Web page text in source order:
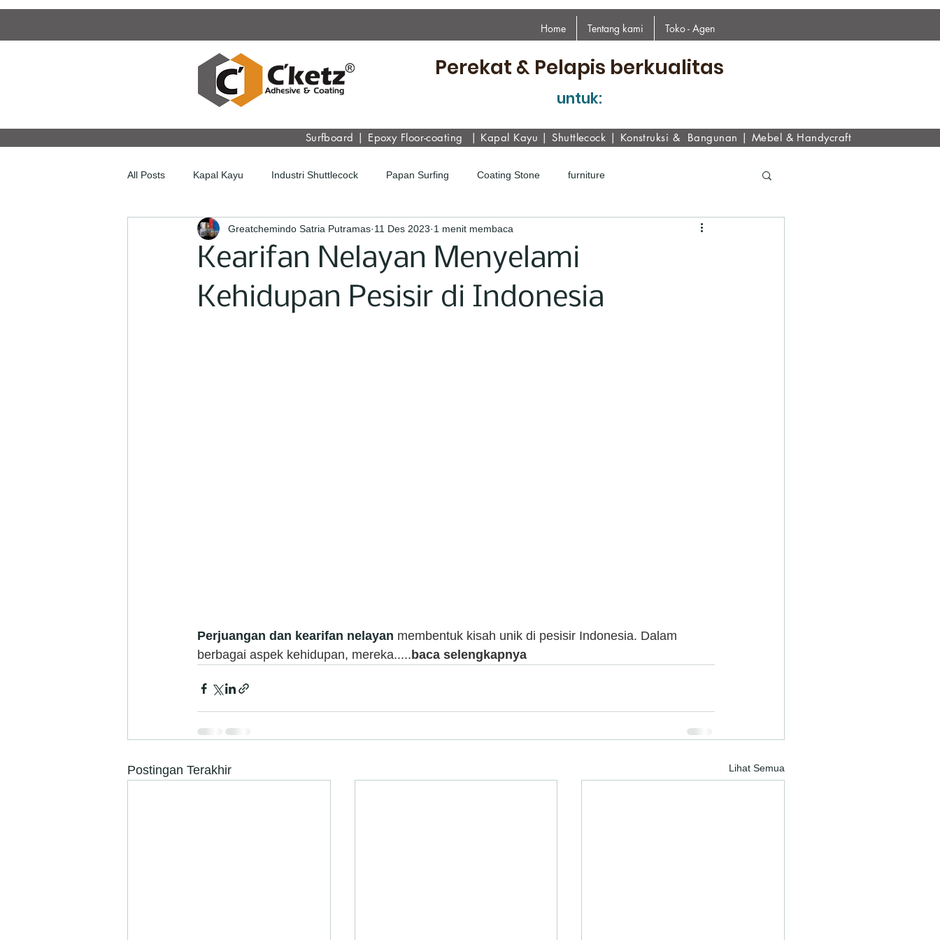
Home Tentang kami Toko - Agen
Perekat & Pelapis berkualitas
untuk:
Surfboard | Epoxy Floor-coating | Kapal Kayu |Shuttlecock | Konstruksi & Bangunan | Mebel & Handycraft
All Posts Kapal Kayu Industri Shuttlecock Papan Surfing Coating Stone furniture
Kearifan Nelayan Menyelami
Kehidupan Pesisir di Indonesia
Greatchemindo Satria Putramas 11 Des 2023 1 menit membaca
Perjuangan dan kearifan nelayan membentuk kisah unik di pesisir Indonesia. Dalam
berbagai aspek kehidupan, mereka..... baca selengkapnya
Postingan Terakhir Lihat Semua